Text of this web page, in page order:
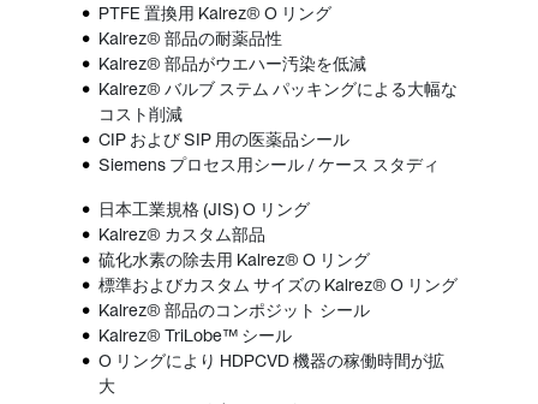
PTFE 置換用 Kalrez® O リング
Kalrez® 部品の耐薬品性
Kalrez® 部品がウエハー汚染を低減
Kalrez® バルブ ステム パッキングによる大幅な
コスト削減
CIP および SIP 用の医薬品シール
Siemens プロセス用シール / ケース スタディ
日本工業規格 (JIS) O リング
Kalrez® カスタム部品
硫化水素の除去用 Kalrez® O リング
標準およびカスタム サイズの Kalrez® O リング
Kalrez® 部品のコンポジット シール
Kalrez® TriLobe™ シール
O リングにより HDPCVD 機器の稼働時間が拡
大